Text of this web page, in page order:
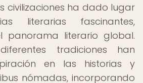
civilizaciones ha dado lugar
literarias fascinantes,
panorama literario global.
tradiciones han
en las historias y
nómadas, incorporando